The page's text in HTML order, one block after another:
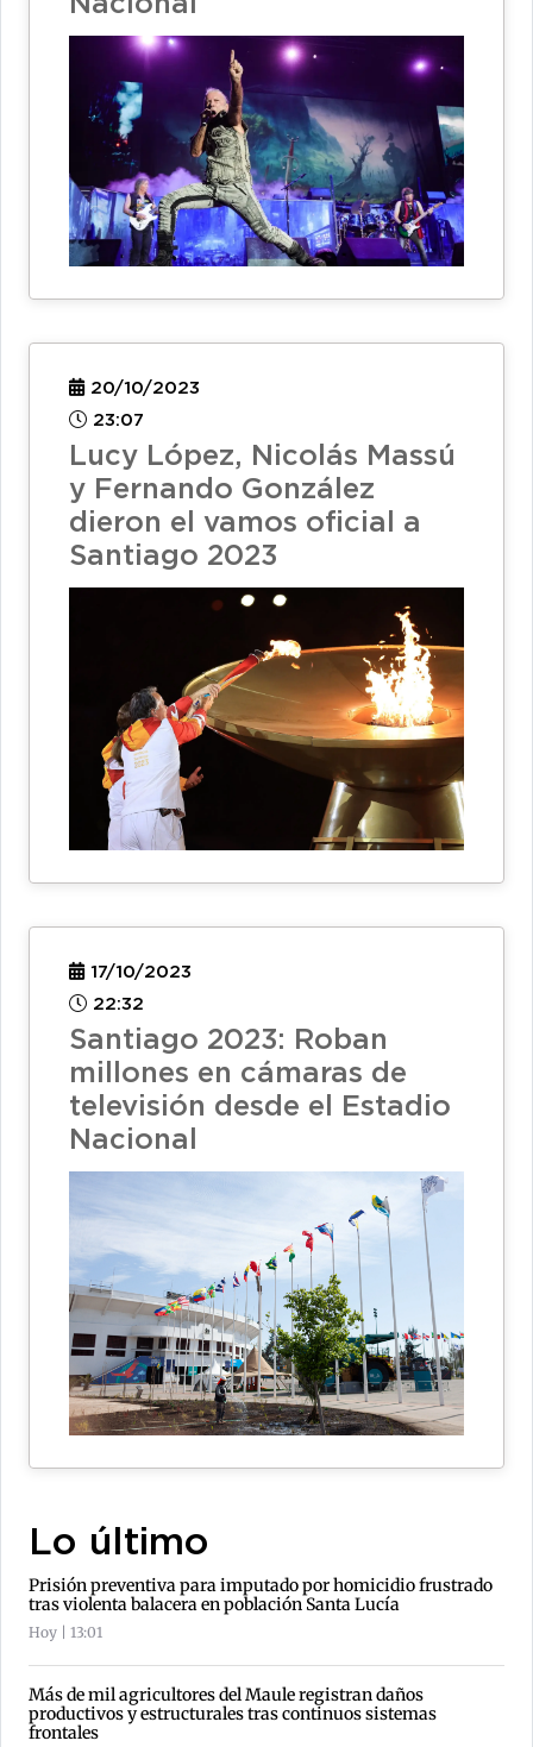
20/10/2023
23:07
Lucy López, Nicolás Massú
y Fernando González
dieron el vamos oficial a
Santiago 2023
17/10/2023
22:32
Santiago 2023: Roban
millones en cámaras de
televisión desde el Estadio
Nacional
Lo último
Prisión preventiva para imputado por homicidio frustrado
tras violenta balacera en población Santa Lucía
Hoy | 13:01
Más de mil agricultores del Maule registran daños
productivos y estructurales tras continuos sistemas
frontales